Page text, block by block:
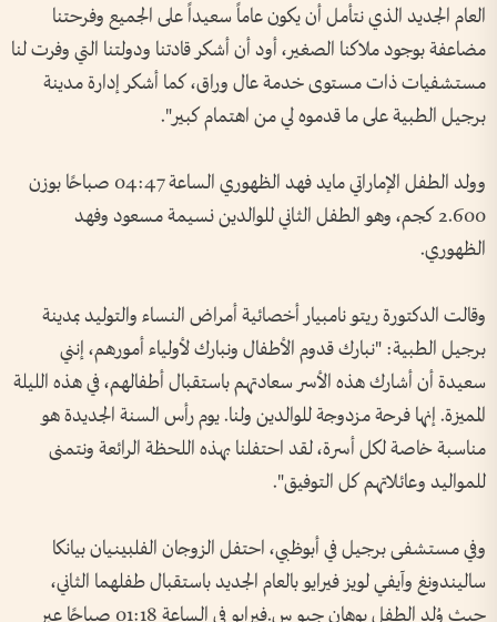
العام الجديد الذي نتأمل أن يكون عاماً سعيداً على الجميع وفرحتنا
مضاعفة بوجود ملاكنا الصغير، أود أن أشكر قادتنا ودولتنا التي وفرت لنا
مستشفيات ذات مستوى خدمة عال وراق، كما أشكر إدارة مدينة
برجيل الطبية على ما قدموه لي من اهتمام كبير".
وولد الطفل الإماراتي مايد فهد الظهوري الساعة 04:47 صباحًا بوزن
2.600 كجم، وهو الطفل الثاني للوالدين نسيمة مسعود وفهد
الظهوري.
وقالت الدكتورة ريتو نامبيار أخصائية أمراض النساء والتوليد بمدينة
برجيل الطبية: "نبارك قدوم الأطفال ونبارك لأولياء أمورهم، إنني
سعيدة أن أشارك هذه الأسر سعادتهم باستقبال أطفالهم، في هذه الليلة
المميزة. إنها فرحة مزدوجة للوالدين ولنا. يوم رأس السنة الجديدة هو
مناسبة خاصة لكل أسرة، لقد احتفلنا بهذه اللحظة الرائعة ونتمنى
للمواليد وعائلاتهم كل التوفيق".
وفي مستشفى برجيل في أبوظبي، احتفل الزوجان الفلبينيان بيانكا
ساليندونغ وآيفي لويز فيرايو بالعام الجديد باستقبال طفلهما الثاني،
حيث وُلد الطفل يوهان جيو س.فيرايو في الساعة 01:18 صباحًا عبر